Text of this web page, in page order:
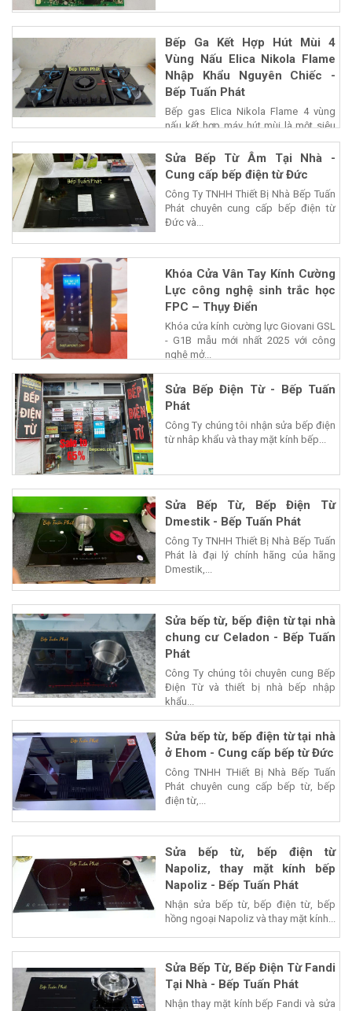
Bếp Ga Kết Hợp Hút Mùi 4
Vùng Nấu Elica Nikola Flame
Nhập Khẩu Nguyên Chiếc -
Bếp Tuấn Phát
Bếp gas Elica Nikola Flame 4 vùng
nấu kết hợp máy hút mùi là một siêu
phẩm của...
Sửa Bếp Từ Âm Tại Nhà -
Cung cấp bếp điện từ Đức
Công Ty TNHH Thiết Bị Nhà Bếp Tuấn
Phát chuyên cung cấp bếp điện từ
Đức và...
Khóa Cửa Vân Tay Kính Cường
Lực công nghệ sinh trắc học
FPC – Thụy Điển
Khóa cửa kính cường lực Giovani GSL
- G1B mẫu mới nhất 2025 với công
nghệ mở...
Sửa Bếp Điện Từ - Bếp Tuấn
Phát
Công Ty chúng tôi nhận sửa bếp điện
từ nhâp khẩu và thay mặt kính bếp...
Sửa Bếp Từ, Bếp Điện Từ
Dmestik - Bếp Tuấn Phát
Công Ty TNHH Thiết Bị Nhà Bếp Tuấn
Phát là đại lý chính hãng của hãng
Dmestik,...
Sửa bếp từ, bếp điện từ tại nhà
chung cư Celadon - Bếp Tuấn
Phát
Công Ty chúng tôi chuyên cung Bếp
Điện Từ và thiết bị nhà bếp nhập
khẩu...
Sửa bếp từ, bếp điện từ tại nhà
ở Ehom - Cung cấp bếp từ Đức
Công TNHH THiết Bị Nhà Bếp Tuấn
Phát chuyên cung cấp bếp từ, bếp
điện từ,...
Sửa bếp từ, bếp điện từ
Napoliz, thay mặt kính bếp
Napoliz - Bếp Tuấn Phát
Nhận sửa bếp từ, bếp điện từ, bếp
hồng ngoại Napoliz và thay mặt kính...
Sửa Bếp Từ, Bếp Điện Từ Fandi
Tại Nhà - Bếp Tuấn Phát
Nhận thay mặt kính bếp Fandi và sửa